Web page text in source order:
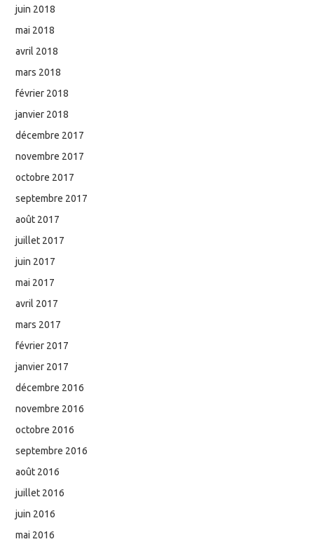
juin 2018
mai 2018
avril 2018
mars 2018
février 2018
janvier 2018
décembre 2017
novembre 2017
octobre 2017
septembre 2017
août 2017
juillet 2017
juin 2017
mai 2017
avril 2017
mars 2017
février 2017
janvier 2017
décembre 2016
novembre 2016
octobre 2016
septembre 2016
août 2016
juillet 2016
juin 2016
mai 2016